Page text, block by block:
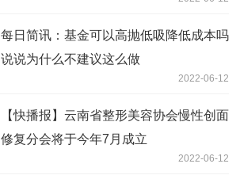
每日简讯：基金可以高抛低吸降低成本吗
说说为什么不建议这么做
2022-06-12
【快播报】云南省整形美容协会慢性创面
修复分会将于今年7月成立
2022-06-12